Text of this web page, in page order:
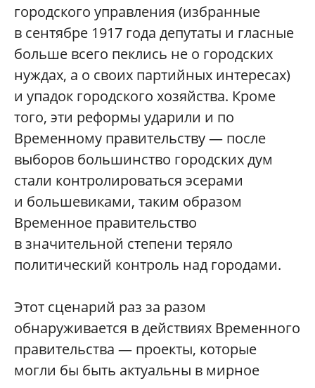
городского управления (избранные
в сентябре 1917 года депутаты и гласные
больше всего пеклись не о городских
нуждах, а о своих партийных интересах)
и упадок городского хозяйства. Кроме
того, эти реформы ударили и по
Временному правительству — после
выборов большинство городских дум
стали контролироваться эсерами
и большевиками, таким образом
Временное правительство
в значительной степени теряло
политический контроль над городами.
Этот сценарий раз за разом
обнаруживается в действиях Временного
правительства — проекты, которые
могли бы быть актуальны в мирное